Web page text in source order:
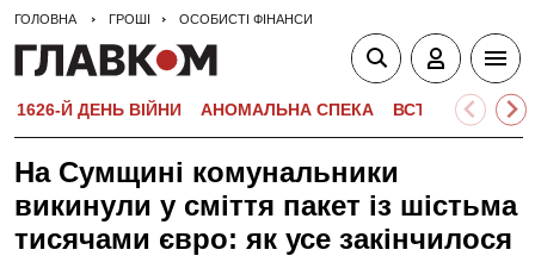
ГОЛОВНА ГРОШІ ОСОБИСТІ ФІНАНСИ
1626-Й ДЕНЬ ВІЙНИ АНОМАЛЬНА СПЕКА ВСТУПНА
На Сумщині комунальники
викинули у сміття пакет із шістьма
тисячами євро: як усе закінчилося